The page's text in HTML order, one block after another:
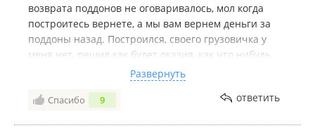
возврата поддонов не оговаривалось, мол когда
построитесь вернете, а мы вам вернем деньги за
поддоны назад. Построился, своего грузовичка у
меня нет, решил как будет оказия, как что нибудь
повезу , так и завезу по пути. Наконец в июле 2018
привез с предварительным звонком им. Уже при
выгрузке поддонов по адресу Артем, ул. Потемкина,
Развернуть
Спасибо 9 ответить